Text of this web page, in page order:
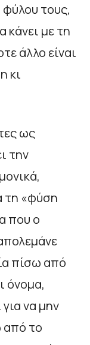
τους,
κάνει με τη
άλλο είναι
κι
ως
την
τη «φύση
που ο
πίσω από
όνομα,
για να μην
από το